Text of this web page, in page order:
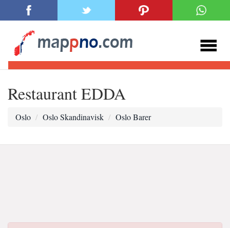
Restaurant EDDA
Oslo Oslo Skandinavisk Oslo Barer